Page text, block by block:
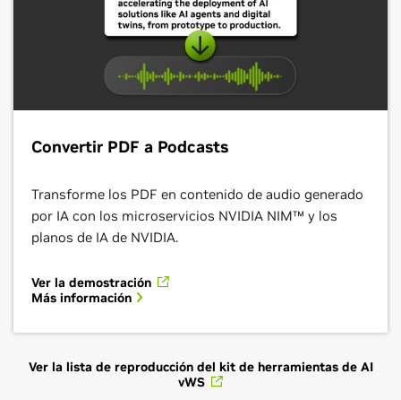
Convertir PDF a Podcasts
Transforme los PDF en contenido de audio generado
por IA con los microservicios NVIDIA NIM™ y los
planos de IA de NVIDIA.
Ver la demostración
Más información
Ver la lista de reproducción del kit de herramientas de AI
vWS